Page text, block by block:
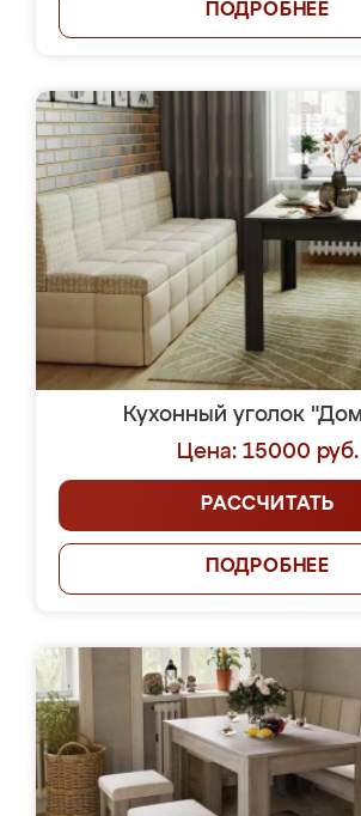
ПОДРОБНЕЕ
Кухонный уголок
Цена: 15000 руб.
РАССЧИТАТЬ
ПОДРОБНЕЕ